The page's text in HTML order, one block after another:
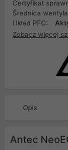
Certyfikat
Średnica
Układ PFC:
Zobacz więcej
Opis
Antec